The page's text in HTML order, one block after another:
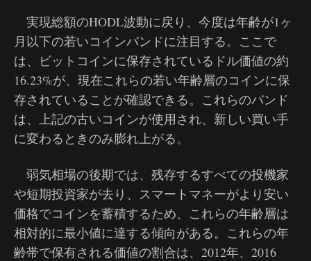
実現総額のHODL波動に戻り、今度は年齢が1ヶ
月以下の若いコインバンドに注目する。ここで
は、ビットコインに保存されているドル価値の約
16.23%が、現在これらの若い年齢層のコインに保
存されていることが確認できる。これらのバンド
は、上記の古いコインが使用され、新しい買い手
に変わるときのみ膨れ上がる。
弱気相場の後期では、残存するすべての投機家
や短期投資家が去り、スマートマネーがより安い
価格でコインを蓄積するため、これらの年齢層は
相対的に最小値に達する傾向がある。これらの年
齢帯で保有される価値の割合は、2012年、2016